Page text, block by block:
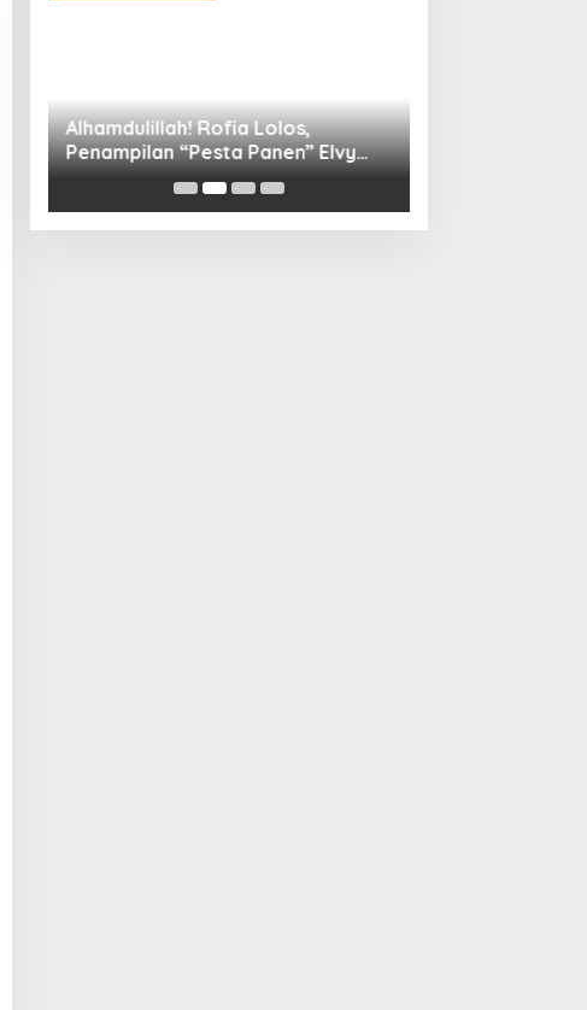
Alhamdulillah! Rofia Lolos,
Penampilan “Pesta Panen” Elvy
Sukaesih Berbuah Manis